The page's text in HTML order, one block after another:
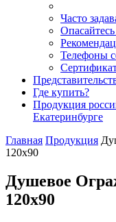
Часто
Телефоны
Где купить?
Продукция
Екатеринбурге
Главная Продукция
120х90
Душевое
120х90